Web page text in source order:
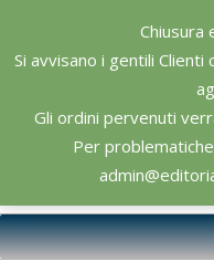
Chiusura
Si avvisano i gentili
Gli ordini pervenuti
Per
content
Editoriale
Scientifica
Primary
Navigation